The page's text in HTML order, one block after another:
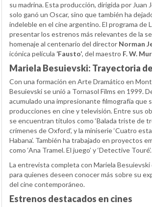
su madrina. Esta producción, dirigida por Juan
solo ganó un Oscar, sino que también ha
indeleble en el cine argentino. El programa de
presentar los estrenos más relevantes de la
homenaje al centenario del director Norman
icónica película ‘Fausto’, del maestro F. W.
Mariela Besuievski: Trayectoria
Con una formación en Arte Dramático en
Besuievski se unió a Tornasol Films en 1999.
acumulado una impresionante filmografía que
producciones en cine y televisión. Entre sus
se encuentran títulos como ‘Balada triste de
crímenes de Oxford’, y la miniserie ‘Cuatro
Habana’. También ha trabajado en proyectos
como ‘Ana Tramel. El juego’ y ‘Detective Touré’.
La entrevista completa con Mariela
para quienes deseen conocer más sobre su
del cine contemporáneo.
Estrenos destacados en cines